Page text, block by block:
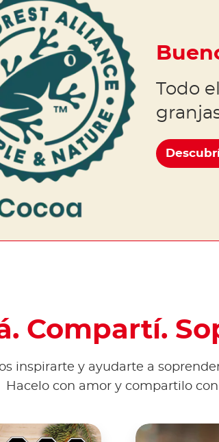
Todo
Compartí.
inspirarte y ayudarte a
Hacelo con amor y compartilo